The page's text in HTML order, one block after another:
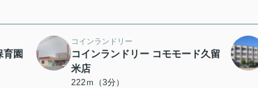
育園
コインランドリー
コインランドリー コモモード久留
米店
222ｍ（3分）